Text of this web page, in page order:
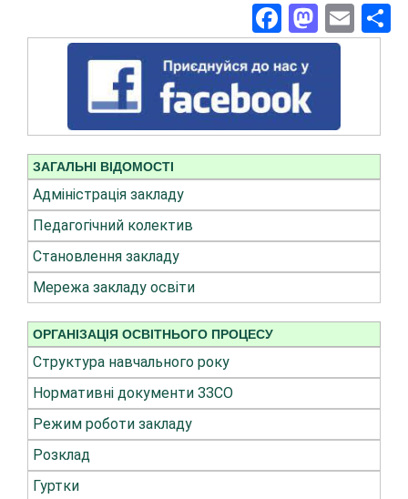
Facebook
ЗАГАЛЬНІ ВІДОМОСТІ
Адміністрація закладу
Педагогічний колектив
Становлення закладу
Мережа закладу освіти
ОРГАНІЗАЦІЯ ОСВІТНЬОГО ПРОЦЕСУ
Структура навчального року
Нормативні документи ЗЗСО
Режим роботи закладу
Розклад
Гуртки